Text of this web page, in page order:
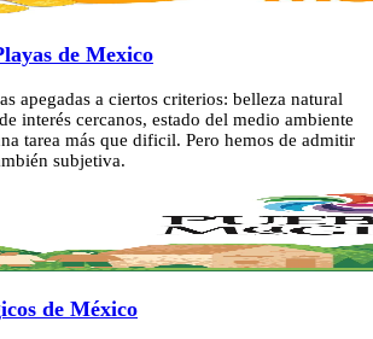
de Mexico
apegadas a ciertos criterios: belleza natural
interés cercanos, estado del medio ambiente
tarea más que dificil. Pero hemos de admitir
subjetiva.
de México